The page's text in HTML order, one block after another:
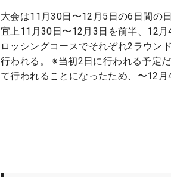
大会は11月30日〜12月5日の6日間の
宜上11月30日〜12月3日を前半、12
ロッシングコースでそれぞれ2ラウン
行われる。 ※当初2日に行われる予定
て行われることになったため、〜12